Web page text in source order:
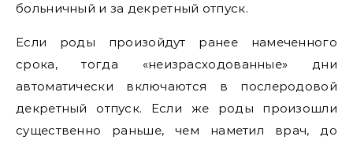
больничный и за декретный отпуск.
Если роды произойдут ранее намеченного
срока, тогда «неизрасходованные» дни
автоматически включаются в послеродовой
декретный отпуск. Если же роды произошли
существенно раньше, чем наметил врач, до